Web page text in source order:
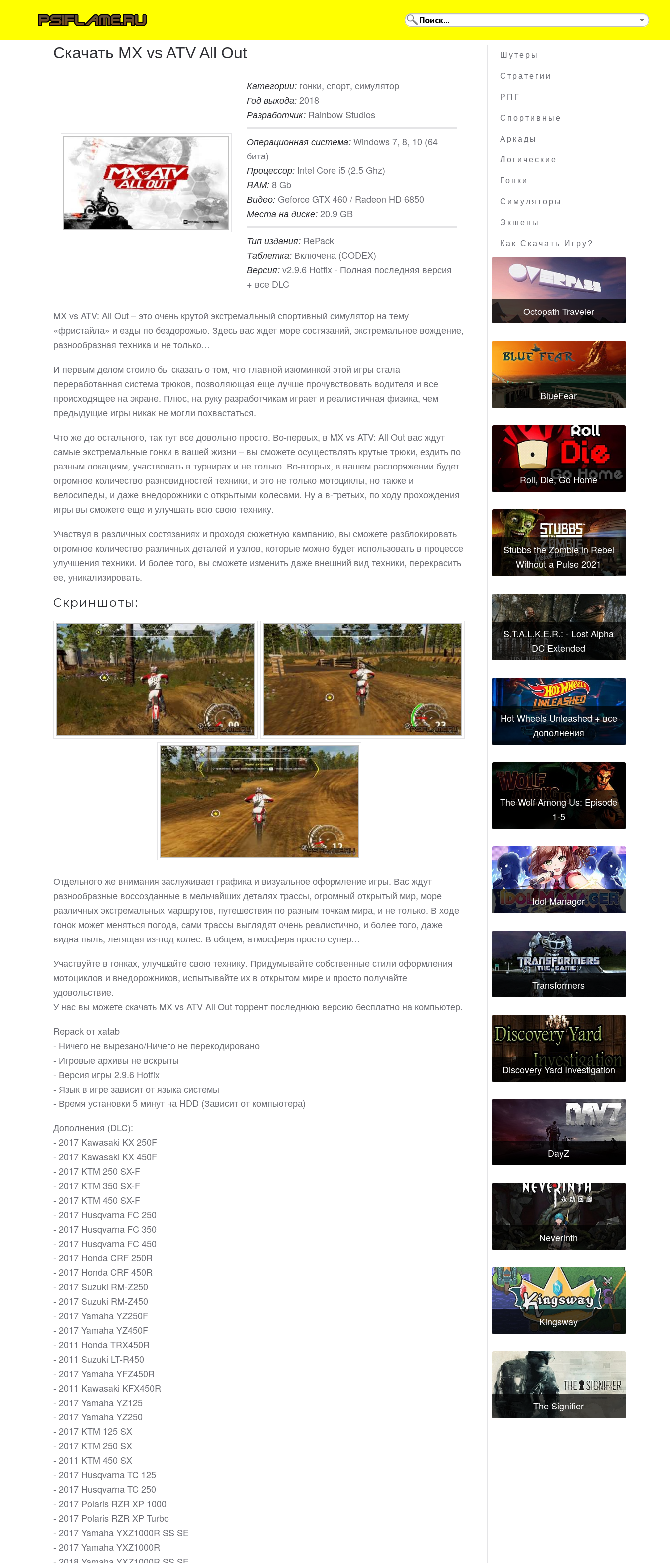
Скачать MX vs ATV All Out
Категории: гонки, спорт, симулятор
Год выхода: 2018
Разработчик: Rainbow Studios
Операционная система: Windows 7, 8, 10 (64
бита)
Процессор: Intel Core i5 (2.5 Ghz)
RAM: 8 Gb
Видео: Geforce GTX 460 / Radeon HD 6850
Места на диске: 20.9 GB
Тип издания: RePack
Таблетка: Включена (CODEX)
Версия: v2.9.6 Hotfix - Полная последняя версия
+ все DLC
MX vs ATV: All Out – это очень крутой экстремальный спортивный симулятор на тему
«фристайла» и езды по бездорожью. Здесь вас ждет море состязаний, экстремальное вождение,
разнообразная техника и не только…
И первым делом стоило бы сказать о том, что главной изюминкой этой игры стала
переработанная система трюков, позволяющая еще лучше прочувствовать водителя и все
происходящее на экране. Плюс, на руку разработчикам играет и реалистичная физика, чем
предыдущие игры никак не могли похвастаться.
Что же до остального, так тут все довольно просто. Во-первых, в MX vs ATV: All Out вас ждут
самые экстремальные гонки в вашей жизни – вы сможете осуществлять крутые трюки, ездить по
разным локациям, участвовать в турнирах и не только. Во-вторых, в вашем распоряжении будет
огромное количество разновидностей техники, и это не только мотоциклы, но также и
велосипеды, и даже внедорожники с открытыми колесами. Ну а в-третьих, по ходу прохождения
игры вы сможете еще и улучшать всю свою технику.
Участвуя в различных состязаниях и проходя сюжетную кампанию, вы сможете разблокировать
огромное количество различных деталей и узлов, которые можно будет использовать в процессе
улучшения техники. И более того, вы сможете изменить даже внешний вид техники, перекрасить
ее, уникализировать.
Скриншоты:
Отдельного же внимания заслуживает графика и визуальное оформление игры. Вас ждут
разнообразные воссозданные в мельчайших деталях трассы, огромный открытый мир, море
различных экстремальных маршрутов, путешествия по разным точкам мира, и не только. В ходе
гонок может меняться погода, сами трассы выглядят очень реалистично, и более того, даже
видна пыль, летящая из-под колес. В общем, атмосфера просто супер…
Участвуйте в гонках, улучшайте свою технику. Придумывайте собственные стили оформления
мотоциклов и внедорожников, испытывайте их в открытом мире и просто получайте
удовольствие.
У нас вы можете скачать MX vs ATV All Out торрент последнюю версию бесплатно на компьютер.
Repack от xatab
- Ничего не вырезано/Ничего не перекодировано
- Игровые архивы не вскрыты
- Версия игры 2.9.6 Hotfix
- Язык в игре зависит от языка системы
- Время установки 5 минут на HDD (Зависит от компьютера)
Дополнения (DLC):
- 2017 Kawasaki KX 250F
- 2017 Kawasaki KX 450F
- 2017 KTM 250 SX-F
- 2017 KTM 350 SX-F
- 2017 KTM 450 SX-F
- 2017 Husqvarna FC 250
- 2017 Husqvarna FC 350
- 2017 Husqvarna FC 450
- 2017 Honda CRF 250R
- 2017 Honda CRF 450R
- 2017 Suzuki RM-Z250
- 2017 Suzuki RM-Z450
- 2017 Yamaha YZ250F
- 2017 Yamaha YZ450F
- 2011 Honda TRX450R
- 2011 Suzuki LT-R450
- 2017 Yamaha YFZ450R
- 2011 Kawasaki KFX450R
- 2017 Yamaha YZ125
- 2017 Yamaha YZ250
- 2017 KTM 125 SX
- 2017 KTM 250 SX
- 2011 KTM 450 SX
- 2017 Husqvarna TC 125
- 2017 Husqvarna TC 250
- 2017 Polaris RZR XP 1000
- 2017 Polaris RZR XP Turbo
- 2017 Yamaha YXZ1000R SS SE
- 2017 Yamaha YXZ1000R
Шутеры
Стратегии
РПГ
Спортивные
Аркады
Логические
Гонки
Симуляторы
Экшены
Как Скачать Игру?
Octopath Traveler
BlueFear
Roll, Die, Go Home
Stubbs the Zombie in Rebel
Without a Pulse 2021
S.T.A.L.K.E.R.: - Lost Alpha
DC Extended
Hot Wheels Unleashed + все
дополнения
The Wolf Among Us: Episode
1-5
Idol Manager
Transformers
Discovery Yard Investigation
DayZ
Neverinth
Kingsway
The Signifier